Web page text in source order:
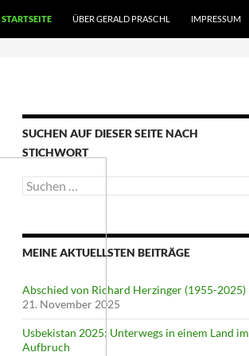
STARTSEITE ÜBER GERALD PRASCHL IMPRESSUM
SUCHEN AUF DIESER SEITE NACH
STICHWORT
Suche
nach:
MEINE AKTUELLSTEN BEITRÄGE
Abschied von Richard Herzinger (1955-2025)
21. November 2025
Usbekistan 2025: Unterwegs in einem Land im
Aufbruch